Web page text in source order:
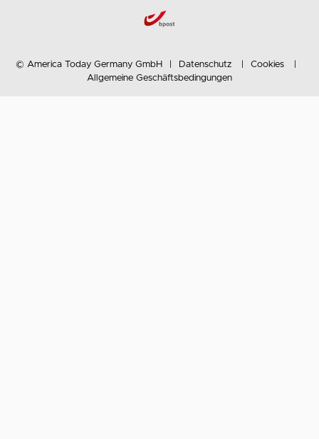
© America Today Germany GmbH Datenschutz
Cookies
Allgemeine Geschäftsbedingungen